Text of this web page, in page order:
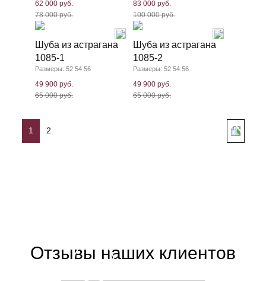
62 000 руб.
78 000 руб.
83 000 руб.
100 000 руб.
Шуба из астрагана
1085-1
Размеры: 52 54 56
49 900 руб.
65 000 руб.
Шуба из астрагана
1085-2
Размеры: 52 54 56
49 900 руб.
65 000 руб.
1 2
Отзывы наших клиентов